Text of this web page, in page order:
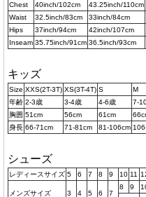
Chest
40inch/102cm 43.25inch/110cm
Waist
32.5inch/83cm 33inch/84cm
Hips
37inch/94cm 42inch/107cm
Inseam 35.75inch/91cm 36.5inch/93cm
キッズ
Size XXS(2T-3T) XS(3T-4T) S M
年齢 2-3歳 3-4歳 4-6歳 7-
胸囲 51cm 56cm 61cm
身長 66-71cm 71-81cm 81-106cm
シューズ
レディースサイズ 5 6 7 8 9 10 11
メンズサイズ 3 4 5 6 7
8 9